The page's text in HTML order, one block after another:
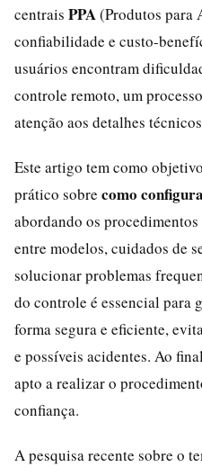
centrais PPA(Produtos para
confiabilidade e custo-
usuários encontram
controle remoto, um
atenção aos detalhes
Este artigo tem como
prático sobre como
abordando os
entre modelos, cuidados de
solucionar problemas
do controle é essencial para
forma segura e eficiente,
e possíveis acidentes. Ao
apto a realizar o
confiança.
A pesquisa recente sobre o